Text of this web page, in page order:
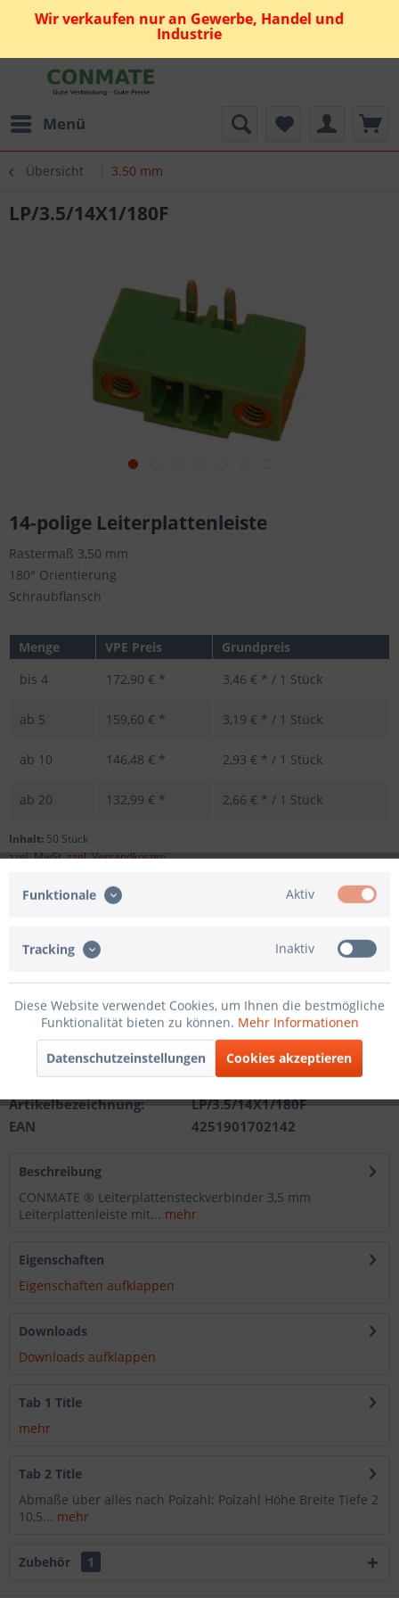
Wir verkaufen nur an Gewerbe, Handel und
Industrie
Menü
Übersicht 3.50 mm
LP/3.5/14X1/180F
14-polige Leiterplattenleiste
Rastermaß 3,50 mm
180° Orientierung
Schraubflansch
Menge VPE Preis
Grundpreis
bis 4 172,90 € * 3,46 € * / 1 Stück
ab 5 159,60 € * 3,19 € * / 1 Stück
ab 10 146,48 € * 2,93 € * / 1 Stück
ab 20 132,99 € * 2,66 € * / 1 Stück
Inhalt: 50 Stück
zzgl. MwSt.zzgl. Versandkosten
In den Warenkorb
Merken
Artikel-Nr.:
201210212114
Artikelbezeichnung:
LP/3.5/14X1/180F
EAN
4251901702142
Beschreibung
CONMATE ® Leiterplattensteckverbinder 3,5 mm
Leiterplattenleiste mit... mehr
Eigenschaften
Eigenschaften aufklappen
Downloads
Downloads aufklappen
Tab 1 Title
mehr
Tab 2 Title
Abmaße über alles nach Polzahl: Polzahl Höhe Breite Tiefe 2
10,5... mehr
Zubehör 1
Funktionale Aktiv
Tracking Inaktiv
Diese Website verwendet Cookies, um Ihnen die bestmögliche
Funktionalität bieten zu können. Mehr Informationen
Datenschutzeinstellungen Cookies akzeptieren